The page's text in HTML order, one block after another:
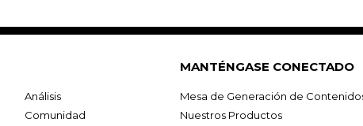
Análisis
Comunidad
MANTÉNGASE CONECTADO
Mesa de Generación de
Nuestros Productos